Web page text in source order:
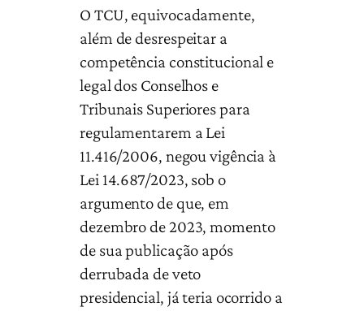
O TCU, equivocadamente,
além de desrespeitar a
competência constitucional e
legal dos Conselhos e
Tribunais Superiores para
regulamentarem a Lei
11.416/2006, negou vigência à
Lei 14.687/2023, sob o
argumento de que, em
dezembro de 2023, momento
de sua publicação após
derrubada de veto
presidencial, já teria ocorrido a